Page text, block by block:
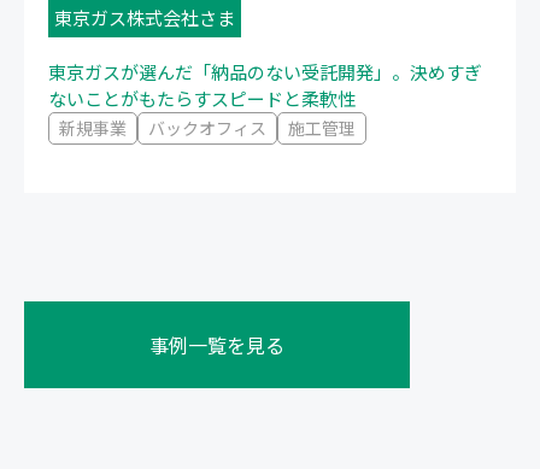
東京ガス株式会社さま
東京ガスが選んだ「納品のない受託開発」。決めすぎ
ないことがもたらすスピードと柔軟性
新規事業 バックオフィス 施工管理
事例一覧を見る